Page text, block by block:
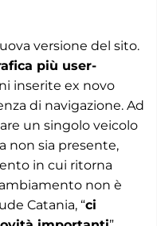
versione del sito.
più user-
inserite ex novo
di navigazione. Ad
un singolo veicolo
non sia presente,
in cui ritorna
non è
Catania, “ci